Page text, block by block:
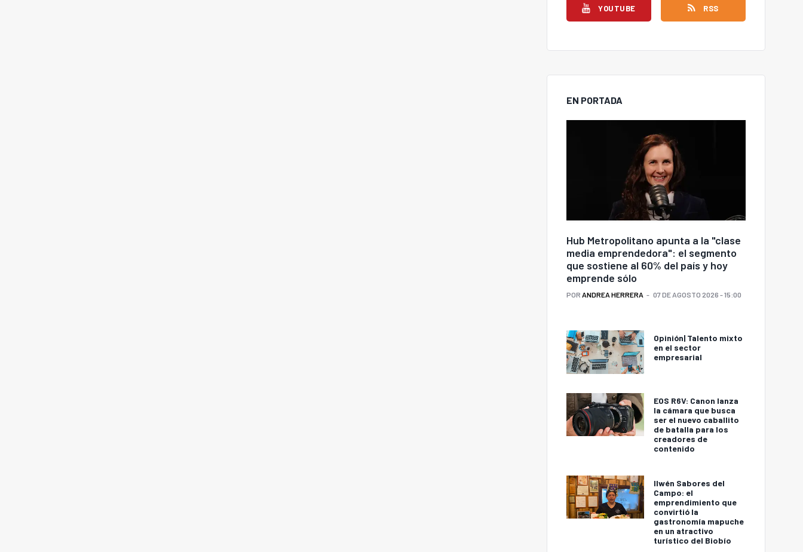
YOUTUBE RSS
EN PORTADA
Hub Metropolitano apunta a la "clase
media emprendedora": el segmento
que sostiene al 60% del país y hoy
emprende sólo
POR ANDREA HERRERA 07 DE AGOSTO 2026 - 15:00
Opinión| Talento mixto
en el sector
empresarial
EOS R6V: Canon lanza
la cámara que busca
ser el nuevo caballito
de batalla para los
creadores de
contenido
Ilwén Sabores del
Campo: el
emprendimiento que
convirtió la
gastronomía mapuche
en un atractivo
turístico del Biobío